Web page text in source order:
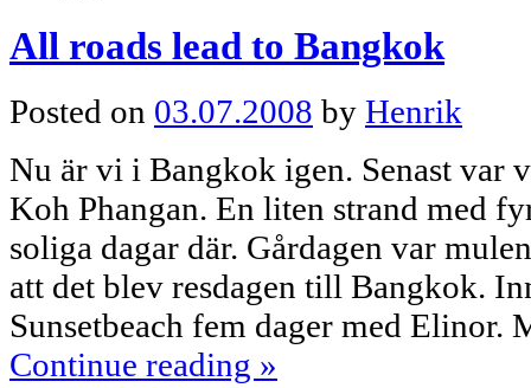
All roads lead to Bangkok
Posted on 03.07.2008 by Henrik
Nu är vi i Bangkok igen. Senast var
Koh Phangan. En liten strand med
soliga dagar där. Gårdagen var
att det blev resdagen till Bangkok.
Sunsetbeach fem dager med
Continue reading »